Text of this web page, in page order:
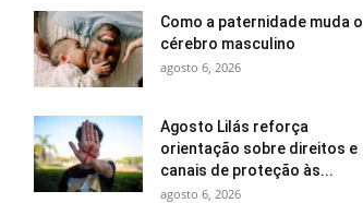
Como a paternidade muda o
cérebro masculino
agosto 6, 2026
Agosto Lilás reforça
orientação sobre direitos e
canais de proteção às...
agosto 6, 2026